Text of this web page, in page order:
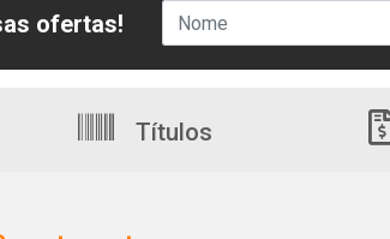
ofertas!
Títulos